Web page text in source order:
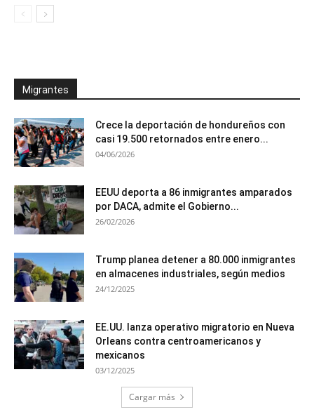
Migrantes
Crece la deportación de hondureños con
casi 19.500 retornados entre enero...
04/06/2026
EEUU deporta a 86 inmigrantes amparados
por DACA, admite el Gobierno...
26/02/2026
Trump planea detener a 80.000 inmigrantes
en almacenes industriales, según medios
24/12/2025
EE.UU. lanza operativo migratorio en Nueva
Orleans contra centroamericanos y
mexicanos
03/12/2025
Cargar más